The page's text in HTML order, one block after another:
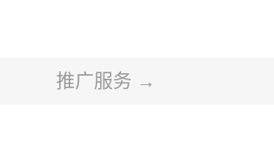
推广服务 →